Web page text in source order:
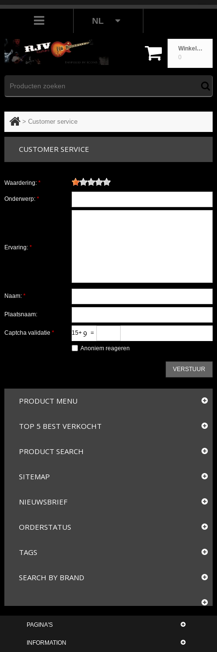
Winkelwagen
0
NL
> Customer service
CUSTOMER SERVICE
Waardering: *
Onderwerp: *
Ervaring: *
Naam: *
Plaatsnaam:
Captcha validatie * 15+ =
Anoniem reageren
VERSTUUR
PRODUCT MENU
TOP 5 BEST VERKOCHT
PRODUCT SEARCH
SITEMAP
NIEUWSBRIEF
ORDERSTATUS
TAGS
SEARCH BY BRAND
PAGINA'S
INFORMATION